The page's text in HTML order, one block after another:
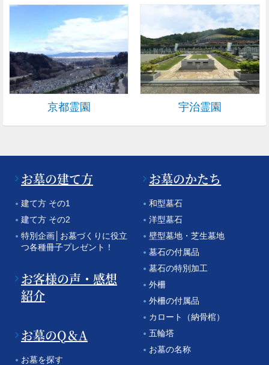
京都霊園 宇治霊園
お墓の建て方
建て方 その1
建て方 その2
特別企画│お墓づくりに役立
つ各種冊子プレゼント！
お客様の声・感想
紹介
お墓のQ＆A
お墓を探す
お墓のかたち
和型墓石
洋型墓石
壁型墓地・芝生墓地
墓石の付属品
墓石の特別加工
外柵
外柵の付属品
カロート（納骨棺）
五輪塔
お墓の名称